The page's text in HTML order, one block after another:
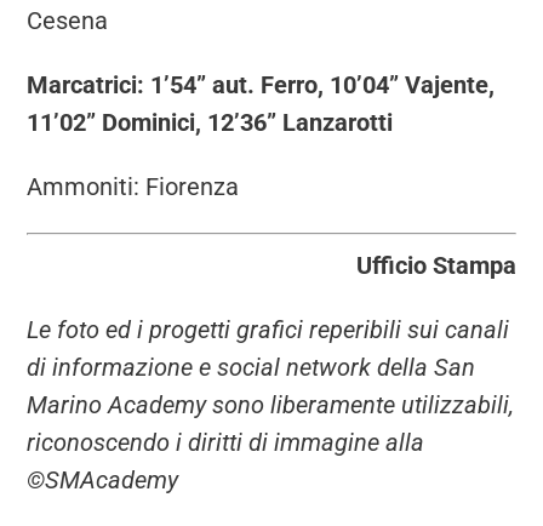
Cesena
Marcatrici: 1’54” aut. Ferro, 10’04” Vajente,
11’02” Dominici, 12’36” Lanzarotti
Ammoniti: Fiorenza
Ufficio Stampa
Le foto ed i progetti grafici reperibili sui canali
di informazione e social network della San
Marino Academy sono liberamente utilizzabili,
riconoscendo i diritti di immagine alla
©SMAcademy